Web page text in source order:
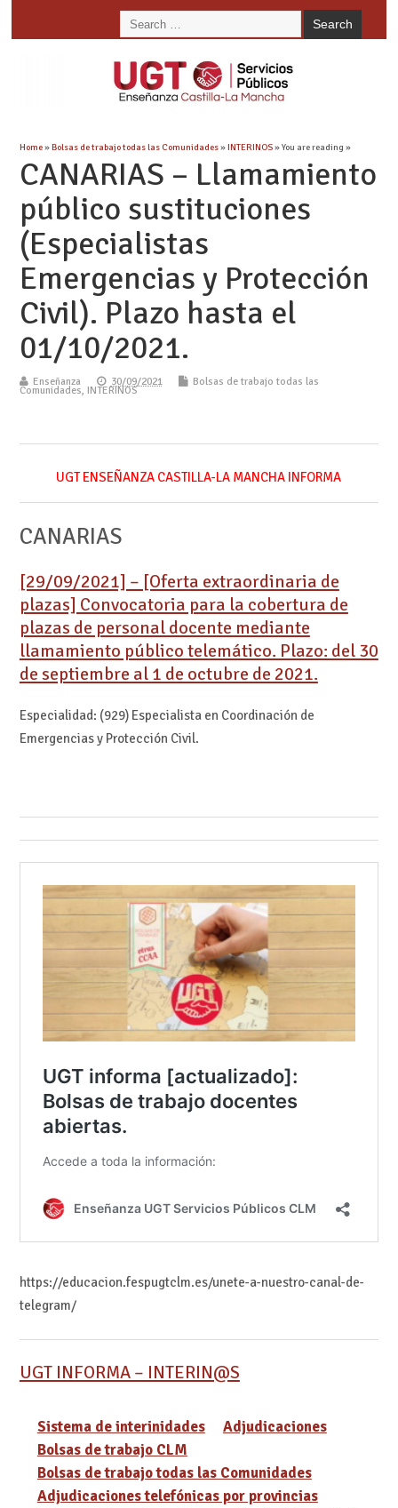
Home»Bolsas de trabajo todas las Comunidades»INTERINOS» You are reading »
CANARIAS – Llamamiento
público sustituciones
(Especialistas
Emergencias y Protección
Civil). Plazo hasta el
01/10/2021.
Enseñanza 30/09/2021 Bolsas de trabajo todas las
Comunidades, INTERINOS
UGT ENSEÑANZA CASTILLA-LA MANCHA INFORMA
CANARIAS
[29/09/2021] – [Oferta extraordinaria de
plazas] Convocatoria para la cobertura de
plazas de personal docente mediante
llamamiento público telemático. Plazo: del 30
de septiembre al 1 de octubre de 2021.
Especialidad: (929) Especialista en Coordinación de
Emergencias y Protección Civil.
https://educacion.fespugtclm.es/unete-a-nuestro-canal-de-
telegram/
UGT INFORMA – INTERIN@S
Sistema de interinidades
Adjudicaciones
Bolsas de trabajo CLM
Bolsas de trabajo todas las Comunidades
Adjudicaciones telefónicas por provincias